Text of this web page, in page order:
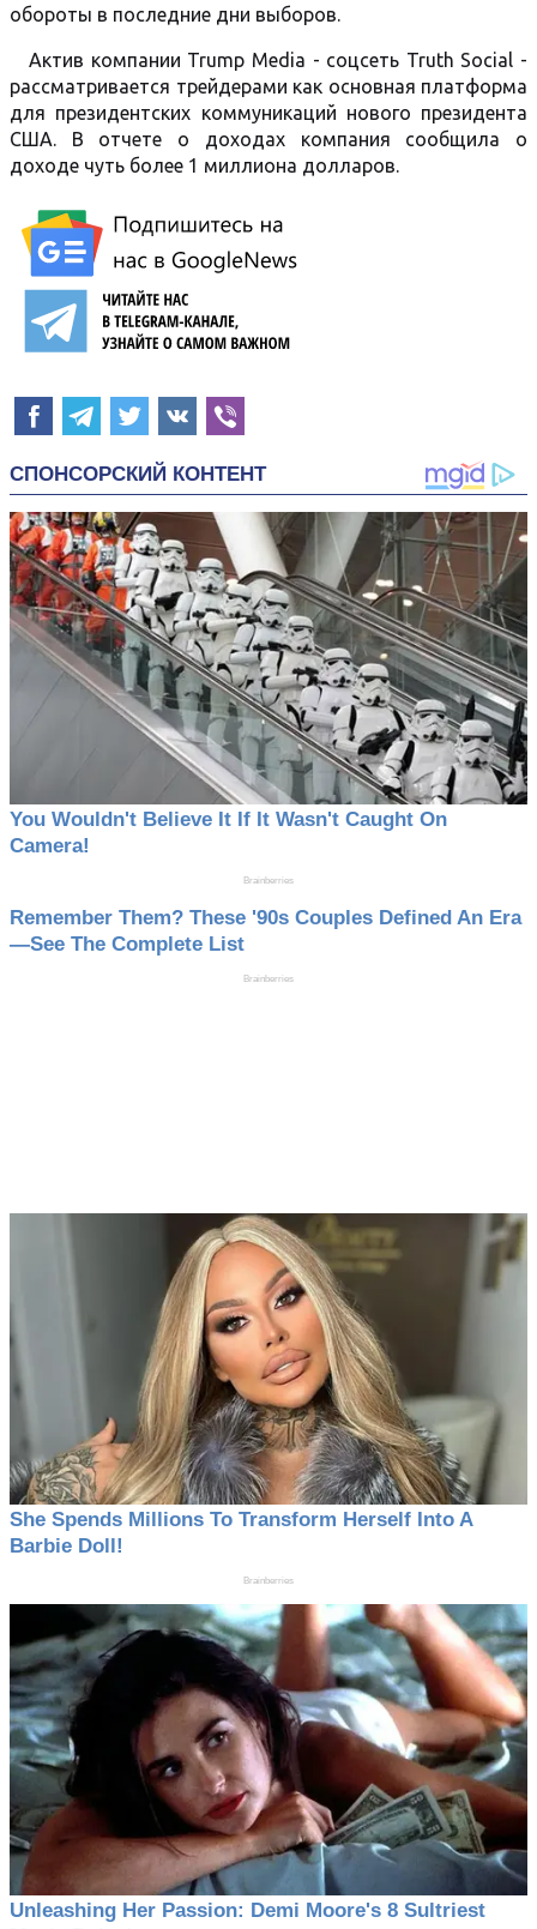
обороты в последние дни выборов.
Актив компании Trump Media - соцсеть Truth Social -
рассматривается трейдерами как основная платформа
для президентских коммуникаций нового президента
США. В отчете о доходах компания сообщила о
доходе чуть более 1 миллиона долларов.